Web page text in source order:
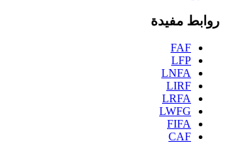
روابط مفيدة
FAF
LFP
LNFA
LIRF
LRFA
LWFG
FIFA
CAF